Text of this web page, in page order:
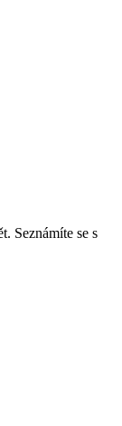
Seznámíte se s